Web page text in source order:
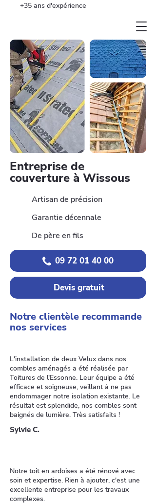
+35 ans d'expérience
Entreprise de
couverture à Wissous
Artisan de précision
Garantie décennale
De père en fils
09 72 01 40 00
Devis gratuit
Notre clientèle recommande
nos services
L'installation de deux Velux dans nos
combles aménagés a été réalisée par
Toitures de l'Essonne. Leur équipe a été
efficace et soigneuse, veillant à ne pas
endommager notre isolation existante. Le
résultat est splendide, nos combles sont
baignés de lumière. Très satisfaits !
Sylvie C.
Notre toit en ardoises a été rénové avec
soin et expertise. Rien à ajouter, c'est une
excellente entreprise pour les travaux
complexes.